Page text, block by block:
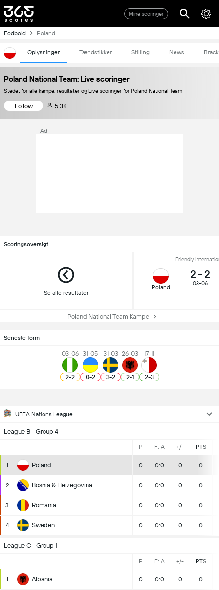
Mine scoringer
Fodbold Poland
Oplysninger Tændstikker Stilling News
Poland National Team: Live scoringer
Stedet for alle kampe, resultater og Live scoringer for Poland National Team
Follow 5.3K
Ad
Scoringsoversigt
Se alle resultater
Friendly
Poland
2 - 2
03-06
Poland National Team Kampe
Seneste form
03-06
2-2
31-05
0-2
31-03
3-2
26-03
2-1
17-11
2-3
UEFA Nations League
League B - Group 4
P F: A +/- PTS
1 Poland 0 0:0 0 0
2 Bosnia & Herzegovina 0 0:0 0 0
3 Romania 0 0:0 0 0
4 Sweden 0 0:0 0 0
League C - Group 1
P F: A +/- PTS
1 Albania 0 0:0 0 0